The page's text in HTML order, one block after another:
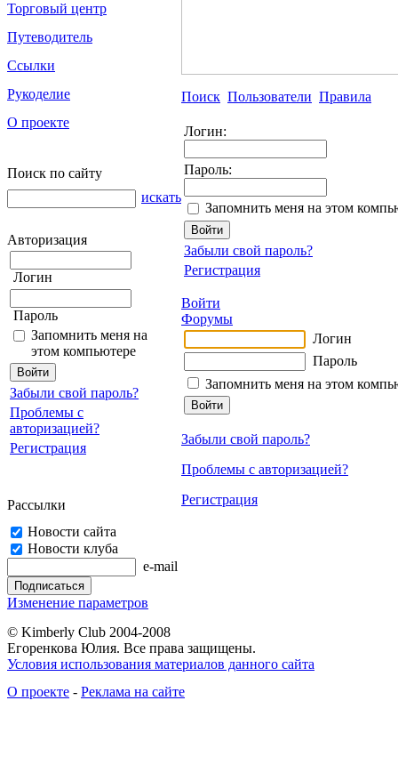
Торговый центр
Путеводитель
Ссылки
Рукоделие
О проекте
Поиск по сайту
искать
Авторизация
Логин
Пароль
Запомнить меня на
этом компьютере
Забыли свой пароль?
Проблемы с
авторизацией?
Регистрация
Рассылки
Новости сайта
Новости клуба
e-mail
Изменение параметров
Поиск Пользователи Правила
Логин:
Пароль:
Запомнить меня на этом
Забыли свой пароль?
Регистрация
Войти
Форумы
Логин
Пароль
Запомнить меня на этом
Забыли свой пароль?
Проблемы с авторизацией?
Регистрация
© Kimberly Club 2004-2008
Егоренкова Юлия. Все права защищены.
Условия использования материалов данного сайта
О проекте - Реклама на сайте